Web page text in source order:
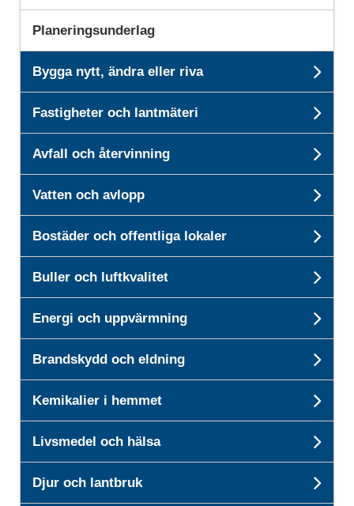
Planeringsunderlag
Bygga nytt, ändra eller riva
Fastigheter och lantmäteri
Avfall och återvinning
Vatten och avlopp
Bostäder och offentliga lokaler
Buller och luftkvalitet
Energi och uppvärmning
Brandskydd och eldning
Kemikalier i hemmet
Livsmedel och hälsa
Djur och lantbruk